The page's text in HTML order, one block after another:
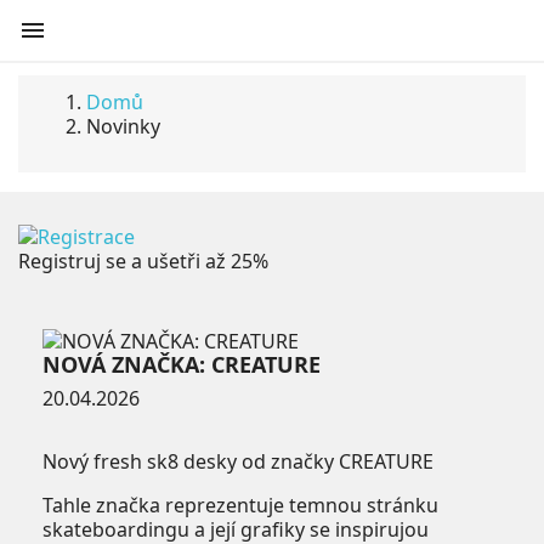

Domů
Novinky
Registruj se a ušetři až 25%
NOVÁ ZNAČKA: CREATURE
20.04.2026
Nový fresh sk8 desky od značky CREATURE
Tahle značka reprezentuje temnou stránku
skateboardingu a její grafiky se inspirujou